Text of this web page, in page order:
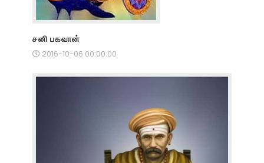
சனி பகவான்
2016-10-06 00:00:00